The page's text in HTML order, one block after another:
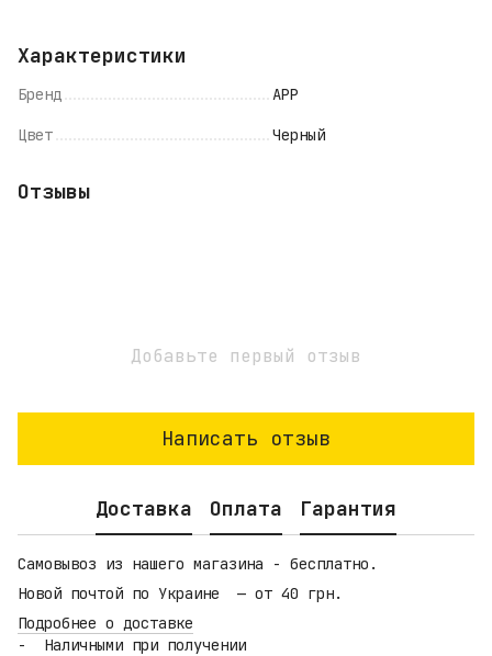
Характеристики
Бренд APP
Цвет Черный
Отзывы
Добавьте первый отзыв
Написать отзыв
Доставка Оплата Гарантия
Самовывоз из нашего магазина - бесплатно.
Новой почтой по Украине — от 40 грн.
Подробнее о доставке
Наличными при получении